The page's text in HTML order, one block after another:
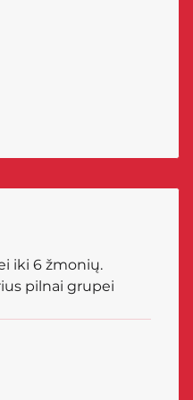
iki 6 žmonių.
pilnai grupei